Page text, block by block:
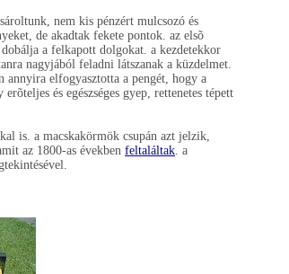
nem kis pénzért mulcsozó és
de akadtak fekete pontok. az elsõ
a felkapott dolgokat. a kezdetekkor
nagyjából feladni látszanak a küzdelmet.
annyira elfogyasztotta a pengét, hogy a
és egészséges gyep, rettenetes tépett
is. a macskakörmök csupán azt jelzik,
az 1800-as években feltaláltak. a